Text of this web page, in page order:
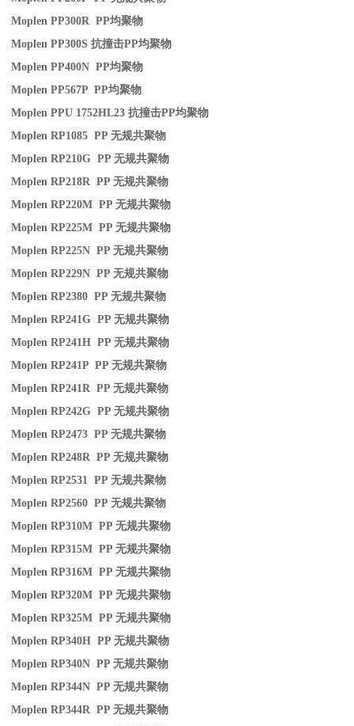
Moplen PP300R PP均聚物
Moplen PP300S抗撞击PP均聚物
Moplen PP400N PP均聚物
Moplen PP567P PP均聚物
Moplen PPU 1752HL23抗撞击PP均聚物
Moplen RP1085 PP无规共聚物
Moplen RP210G PP无规共聚物
Moplen RP218R PP无规共聚物
Moplen RP220M PP无规共聚物
Moplen RP225M PP无规共聚物
Moplen RP225N PP无规共聚物
Moplen RP229N PP无规共聚物
Moplen RP2380 PP无规共聚物
Moplen RP241G PP无规共聚物
Moplen RP241H PP无规共聚物
Moplen RP241P PP无规共聚物
Moplen RP241R PP无规共聚物
Moplen RP242G PP无规共聚物
Moplen RP2473 PP无规共聚物
Moplen RP248R PP无规共聚物
Moplen RP2531 PP无规共聚物
Moplen RP2560 PP无规共聚物
Moplen RP310M PP无规共聚物
Moplen RP315M PP无规共聚物
Moplen RP316M PP无规共聚物
Moplen RP320M PP无规共聚物
Moplen RP325M PP无规共聚物
Moplen RP340H PP无规共聚物
Moplen RP340N PP无规共聚物
Moplen RP344N PP无规共聚物
Moplen RP344R PP无规共聚物